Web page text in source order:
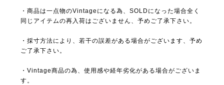
・商品は一点物のVintageになる為、SOLDになった場合全く
同じアイテムの再入荷はございません、予めご了承下さい。
・採寸方法により、若干の誤差がある場合がございます、予め
ご了承下さい。
・Vintage商品の為、使用感や経年劣化がある場合がございま
す。